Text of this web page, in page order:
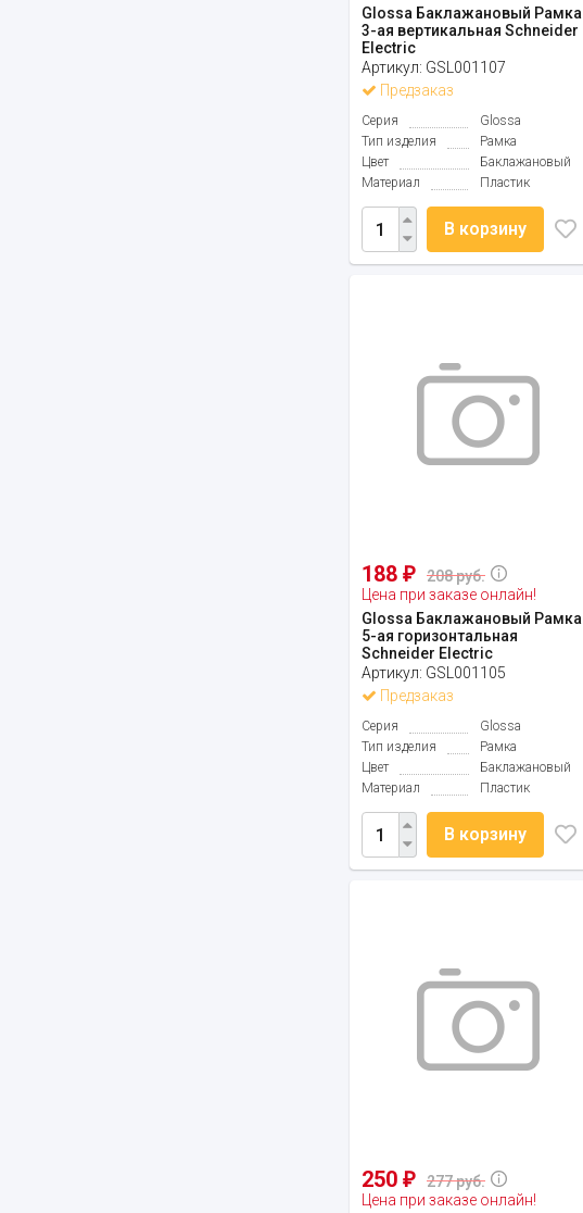
Glossa Баклажановый Рамка
3-ая вертикальная Schneider
Electric
Артикул: GSL001107
Предзаказ
Серия
Glossa
Тип изделия
Рамка
Цвет
Баклажановый
Материал
Пластик
В корзину
188 ₽
208 руб.
Цена при заказе онлайн!
Glossa Баклажановый Рамка
5-ая горизонтальная
Schneider Electric
Артикул: GSL001105
Предзаказ
Серия
Glossa
Тип изделия
Рамка
Цвет
Баклажановый
Материал
Пластик
В корзину
250 ₽
277 руб.
Цена при заказе онлайн!